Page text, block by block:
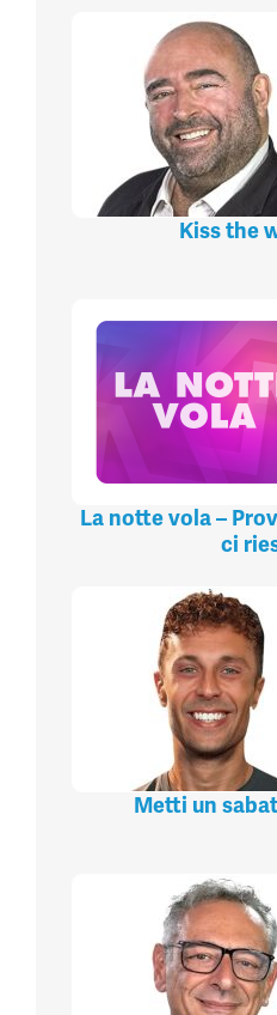
Kiss the
La notte vola –
ci
Metti un